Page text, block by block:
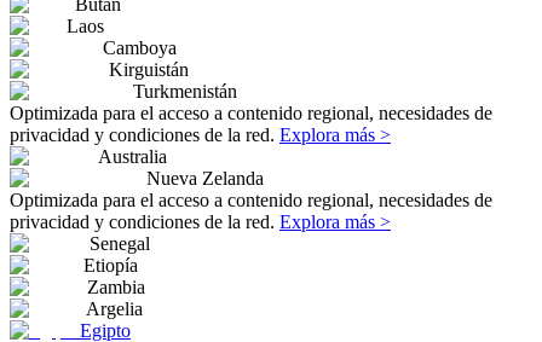
Laos
Camboya
Kirguistán
Turkmenistán
Optimizada para el acceso a contenido regional, necesidades de
privacidad y condiciones de la red. Explora más >
Australia
Nueva Zelanda
Optimizada para el acceso a contenido regional, necesidades de
privacidad y condiciones de la red. Explora más >
Senegal
Etiopía
Zambia
Argelia
Egipto